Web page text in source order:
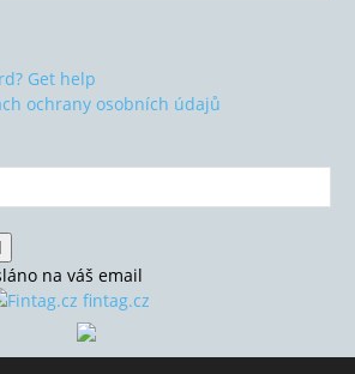
Get help
ochrany osobních údajů
na váš email
fintag.cz